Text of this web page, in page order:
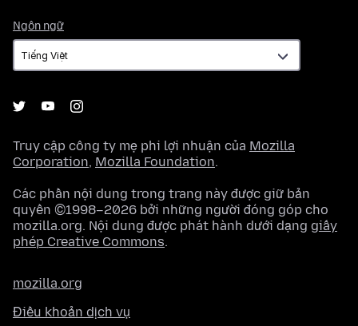
Ngôn ngữ
ngữ
Truy cập công ty mẹ phi lợi nhuận của Mozilla
Corporation, Mozilla Foundation.
Các phần nội dung trong trang này được giữ bản
quyền ©1998–2026 bởi những người đóng góp cho
mozilla.org. Nội dung được phát hành dưới dạng giấy
phép Creative Commons.
mozilla.org
Điều khoản dịch vụ